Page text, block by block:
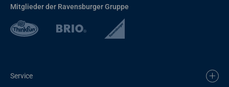
Mitglieder der Ravensburger Gruppe
Service